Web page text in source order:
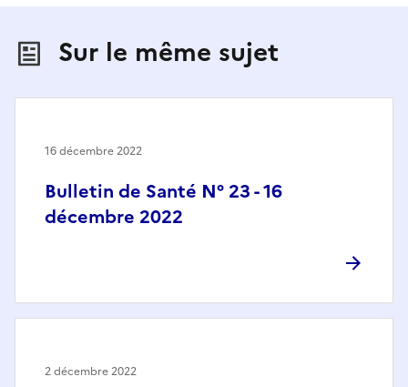
Sur le même sujet
Bulletin de Santé N° 23 - 16
décembre 2022
16 décembre 2022
2 décembre 2022